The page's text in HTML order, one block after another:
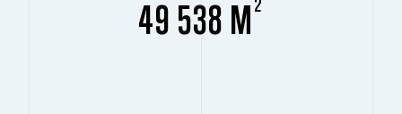
49 538 M